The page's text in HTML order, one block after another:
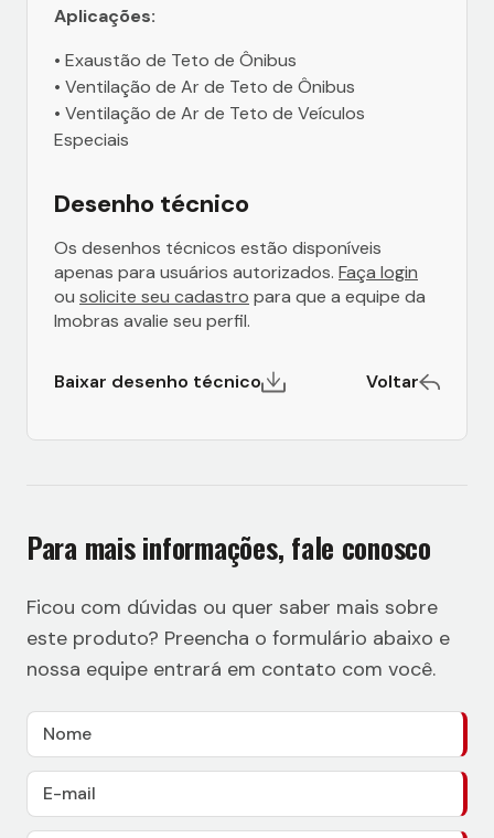
Aplicações:
• Exaustão de Teto de Ônibus
• Ventilação de Ar de Teto de Ônibus
• Ventilação de Ar de Teto de Veículos
Especiais
Desenho técnico
Os desenhos técnicos estão disponíveis
apenas para usuários autorizados. Faça login
ou solicite seu cadastro para que a equipe da
Imobras avalie seu perfil.
Baixar desenho técnico Voltar
Para mais informações, fale conosco
Ficou com dúvidas ou quer saber mais sobre
este produto? Preencha o formulário abaixo e
nossa equipe entrará em contato com você.